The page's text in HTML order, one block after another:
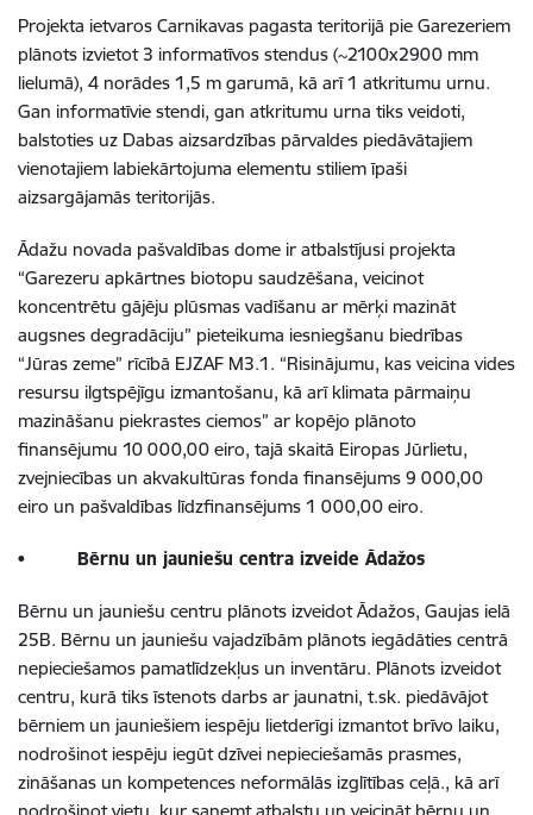
Projekta ietvaros Carnikavas pagasta teritorijā pie Garezeriem
plānots izvietot 3 informatīvos stendus (~2100x2900 mm
lielumā), 4 norādes 1,5 m garumā, kā arī 1 atkritumu urnu.
Gan informatīvie stendi, gan atkritumu urna tiks veidoti,
balstoties uz Dabas aizsardzības pārvaldes piedāvātajiem
vienotajiem labiekārtojuma elementu stiliem īpaši
aizsargājamās teritorijās.
Ādažu novada pašvaldības dome ir atbalstījusi projekta
“Garezeru apkārtnes biotopu saudzēšana, veicinot
koncentrētu gājēju plūsmas vadīšanu ar mērķi mazināt
augsnes degradāciju” pieteikuma iesniegšanu biedrības
“Jūras zeme” rīcībā EJZAF M3.1. “Risinājumu, kas veicina vides
resursu ilgtspējīgu izmantošanu, kā arī klimata pārmaiņu
mazināšanu piekrastes ciemos” ar kopējo plānoto
finansējumu 10 000,00 eiro, tajā skaitā Eiropas Jūrlietu,
zvejniecības un akvakultūras fonda finansējums 9 000,00
eiro un pašvaldības līdzfinansējums 1 000,00 eiro.
• Bērnu un jauniešu centra izveide Ādažos
Bērnu un jauniešu centru plānots izveidot Ādažos, Gaujas ielā
25B. Bērnu un jauniešu vajadzībām plānots iegādāties centrā
nepieciešamos pamatlīdzekļus un inventāru. Plānots izveidot
centru, kurā tiks īstenots darbs ar jaunatni, t.sk. piedāvājot
bērniem un jauniešiem iespēju lietderīgi izmantot brīvo laiku,
nodrošinot iespēju iegūt dzīvei nepieciešamās prasmes,
zināšanas un kompetences neformālās izglītības ceļā., kā arī
nodrošinot vietu, kur saņemt atbalstu un veicināt bērnu un